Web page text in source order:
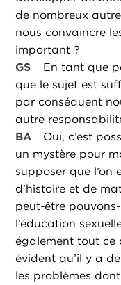
de nombreux
nous convaincre
important ?
GS
En tant que
que le sujet est
par conséquent
autre
BA
Oui, c’est
un mystère pour
supposer que l’on
d’histoire et de
peut-être
l’éducation
également tout ce
évident qu’il y a
les problèmes